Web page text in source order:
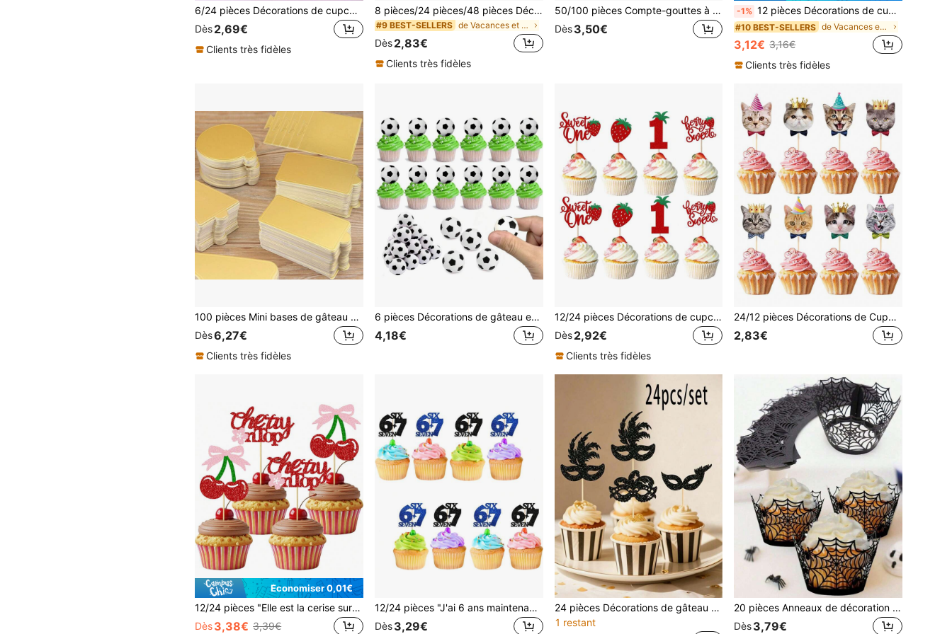
6/24 pièces Décorations de cupcakes pailletées violettes Joyeux Anniversaire, pics à cupcakes violets, décorations de gâteau pour fête d'anniversaire, convient pour fête à thème anniversaire, anniversaire, fête de bienvenue, fête à thème violet
Dès2,69€
Clients très fidèles
8 pièces/24 pièces/48 pièces Décorations de gâteau en forme d'ours pour baby shower, anniversaire, décoration de gâteau
#9 BEST-SELLERS de Vacances et fêtes Décorations pour cupcakes
Dès2,83€
Clients très fidèles
50/100 pièces Compte-gouttes à sauce pour cupcakes, injecteur de sauce à glace, compte-gouttes à confiture, pailles, pipettes compte-gouttes pour décorer les gâteaux fourrés. Idéal pour la décoration de gâteaux d'anniversaire, de mariage et de remise de diplômes
Dès 3,50€
-1% 12 pièces Décorations de cupcakes pailletées pour 1er anniversaire, convient pour baby shower, fournitures de décoration de gâteau pour fête de 1er anniversaire
#10 BEST-SELLERS de Vacances et fêtes Décorations pour cupcakes
3,12€ 3,16€
Clients très fidèles
100 pièces Mini bases de gâteau en carton doré, plateaux de dessert mousse jetables, bases de cupcakes, convient pour les plateaux d'affichage de desserts de mariage, d'anniversaire, de fête, assiettes à pâtisserie
Dès6,27€
Clients très fidèles
6 pièces Décorations de gâteau en forme de football, mini-décorations de football pour cupcakes, fournitures pour fête d'anniversaire, fête sportive
4,18€
12/24 pièces Décorations de cupcakes pour premier anniversaire, thème fraise brillante, pics de cupcakes thème fruit, fête de bébé premier anniversaire, thème baies, décoration de cupcakes sucrés, fournitures de fête
Dès 2,92€
Clients très fidèles
24/12 pièces Décorations de Cupcake pour Chats, Décorations de Gâteau pour Chats, Fournitures de Fête d'Anniversaire sur le Thème des Chats pour Fête d'Anniversaire de Chat, Décorations de Baby Shower, Décorations de Mariage, Fête des Mères, Fêtes Nouvelles
2,83€
Économiser 0,01€
12/24 pièces "Elle est la cerise sur le gâteau" Décorations de cupcakes, Pics de gâteau doux et brillants aux cerises, Convient pour les décorations de baby shower et de fête de mariage sur le thème des fruits
Dès3,38€ 3,39€
12/24 pièces "J'ai 6 ans maintenant j'ai 7 ans" Décorations de cupcakes - Décoration de gâteau d'anniversaire 7 ans bleu et noir pailleté, fournitures de fête d'anniversaire avec chiffre brillant 6 à 7, décorations de gâteau pour la célébration du 7e anniversaire
Dès3,29€
24 pièces Décorations de gâteau Masque pailleté, Décorations de cupcakes Masque de fête, Fournitures pour fête d'anniversaire Carnaval Cirque Halloween Noël Décoration de gâteau
1 restant
20 pièces Anneaux de décoration de gâteau en toile d'araignée creuse pour fête d'Halloween, décoration de table de dessert, décoration de gâteau, décoration de pâtisserie, fournitures de fête
Dès3,79€